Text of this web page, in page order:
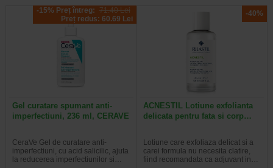
-15% Preț întreg: 71.40 Lei
Preț redus: 60.69 Lei
Gel curatare spumant anti-
imperfectiuni, 236 ml, CERAVE
CeraVe Gel de curatare anti-
imperfectiuni, cu acid salicilic, ajuta
la reducerea imperfectiunilor si…
-40%
ACNESTIL Lotiune exfolianta
delicata pentru fata si corp…
Lotiune care exfoliaza delicat si a
carei formula nu necesita clatire,
fiind recomandata ca adjuvant in…